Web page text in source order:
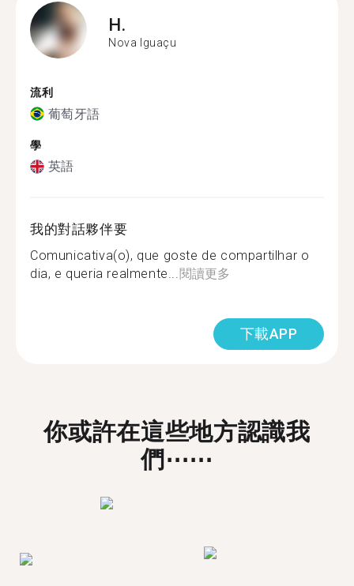
H.
Nova Iguaçu
流利
葡萄牙語
學
英語
我的對話夥伴要
Comunicativa(o), que goste de compartilhar o
dia, e queria realmente...閱讀更多
下載APP
你或許在這些地方認識我
們⋯⋯